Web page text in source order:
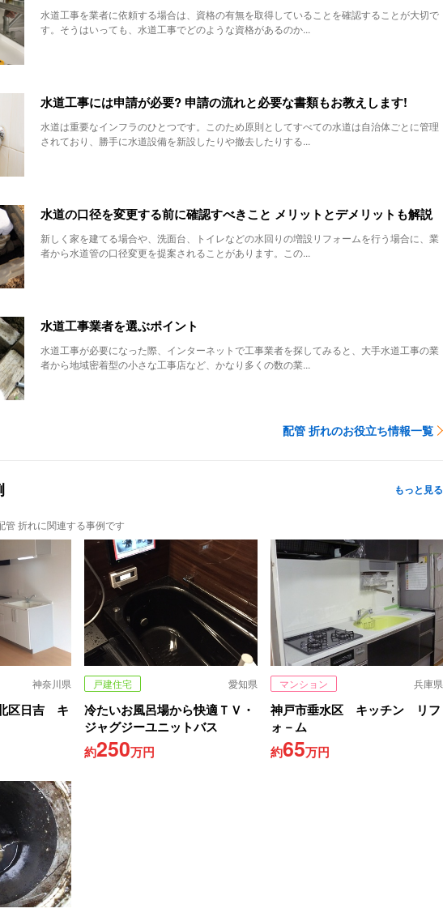
水道工事を業者に依頼する場合は、資格の有無を取得していることを確認することが大切で
す。そうはいっても、水道工事でどのような資格があるのか...
水道工事には申請が必要? 申請の流れと必要な書類もお教えします!
水道は重要なインフラのひとつです。このため原則としてすべての水道は自治体ごとに管理
されており、勝手に水道設備を新設したりや撤去したりする...
水道の口径を変更する前に確認すべきこと メリットとデメリットも解説
新しく家を建てる場合や、洗面台、トイレなどの水回りの増設リフォームを行う場合に、業
者から水道管の口径変更を提案されることがあります。この...
水道工事業者を選ぶポイント
水道工事が必要になった際、インターネットで工事業者を探してみると、大手水道工事の業
者から地域密着型の小さな工事店など、かなり多くの数の業...
配管 折れのお役立ち情報一覧
もっと見る
管 折れに関連する事例です
神奈川県
区日吉 キ
戸建住宅 愛知県
冷たいお風呂場から快適ＴＶ・
ジャグジーユニットバス
約250万円
マンション 兵庫県
神戸市垂水区 キッチン リフ
ォ－ム
約65万円